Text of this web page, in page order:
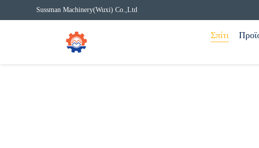
Sussman Machinery(Wuxi) Co.,Ltd
Σπίτι